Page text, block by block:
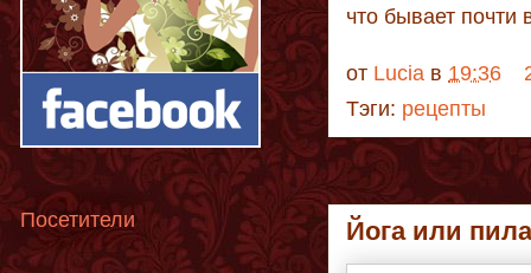
что бывает почти
от Lucia в 19:36
Тэги: рецепты
Йога или
Посетители